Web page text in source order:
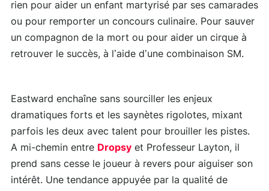
rien pour aider un enfant martyrisé par ses camarades
ou pour remporter un concours culinaire. Pour sauver
un compagnon de la mort ou pour aider un cirque à
retrouver le succès, à l’aide d’une combinaison SM.
Eastward enchaîne sans sourciller les enjeux
dramatiques forts et les saynètes rigolotes, mixant
parfois les deux avec talent pour brouiller les pistes.
A mi-chemin entre Dropsy et Professeur Layton, il
prend sans cesse le joueur à revers pour aiguiser son
intérêt. Une tendance appuyée par la qualité de